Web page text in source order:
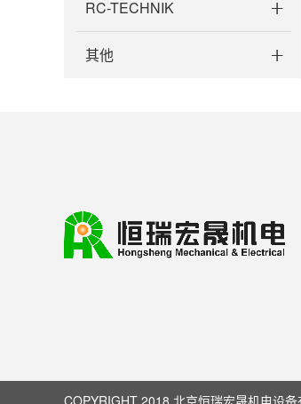
RC-TECHNIK
其他
COPYRIGHT 2018 北京恒瑞宏晟机电设